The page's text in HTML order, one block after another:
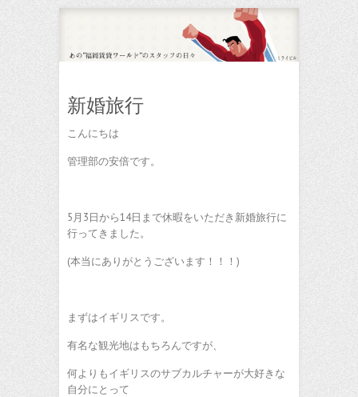
新婚旅行
こんにちは
管理部の安倍です。
5月3日から14日まで休暇をいただき新婚旅行に
行ってきました。
(本当にありがとうございます！！！)
まずはイギリスです。
有名な観光地はもちろんですが、
何よりもイギリスのサブカルチャーが大好きな
自分にとって